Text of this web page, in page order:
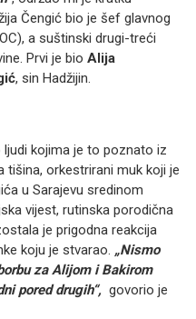
Čengić bio je šef glavnog
a suštinski drugi-treći
Prvi je bio Alija
, sin Hadžijin.
kojima je to poznato iz
tišina, orkestrirani muk koji je
u Sarajevu sredinom
vijest, rutinska porodična
je prigodna reakcija
koju je stvarao. „Nismo
za Alijom i Bakirom
pored drugih“, govorio je